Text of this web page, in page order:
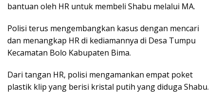
bantuan oleh HR untuk membeli Shabu melalui MA.
Polisi terus mengembangkan kasus dengan mencari
dan menangkap HR di kediamannya di Desa Tumpu
Kecamatan Bolo Kabupaten Bima.
Dari tangan HR, polisi mengamankan empat poket
plastik klip yang berisi kristal putih yang diduga Shabu.